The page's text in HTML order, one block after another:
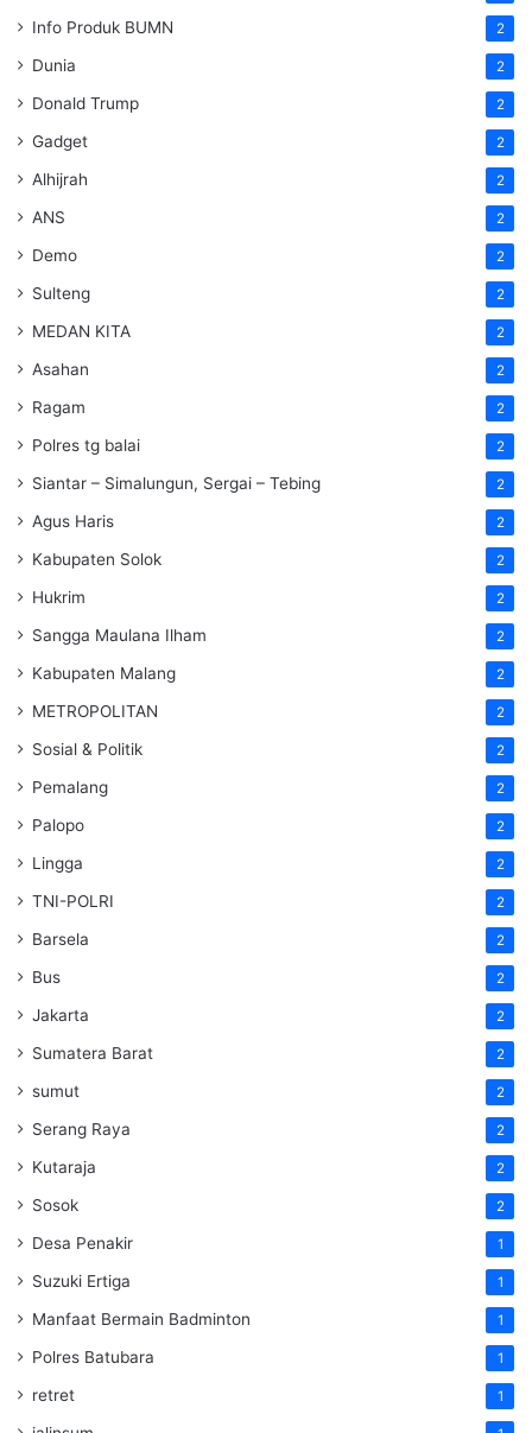
Info Produk BUMN 2
Dunia 2
Donald Trump 2
Gadget 2
Alhijrah 2
ANS 2
Demo 2
Sulteng 2
MEDAN KITA 2
Asahan 2
Ragam 2
Polres tg balai 2
Siantar – Simalungun, Sergai – Tebing 2
Agus Haris 2
Kabupaten Solok 2
Hukrim 2
Sangga Maulana Ilham 2
Kabupaten Malang 2
METROPOLITAN 2
Sosial & Politik 2
Pemalang 2
Palopo 2
Lingga 2
TNI-POLRI 2
Barsela 2
Bus 2
Jakarta 2
Sumatera Barat 2
sumut 2
Serang Raya 2
Kutaraja 2
Sosok 2
Desa Penakir 1
Suzuki Ertiga 1
Manfaat Bermain Badminton 1
Polres Batubara 1
retret 1